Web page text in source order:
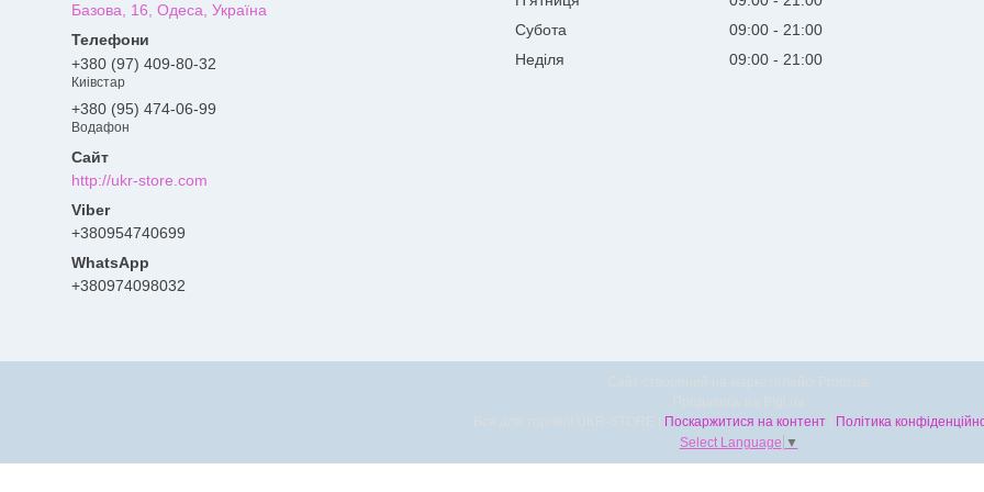
Базова, 16, Одеса, Україна
+380 (97) 409-80-32
Киівстар
+380 (95) 474-06-99
Водафон
http://ukr-store.com
+380954740699
+380974098032
Субота
09:00
21:00
Неділя
09:00 21:00
Поскаржитися на контент
Політика
Select Language ▼